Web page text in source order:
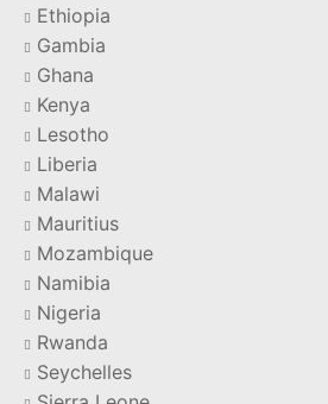
Ethiopia
Gambia
Ghana
Kenya
Lesotho
Liberia
Malawi
Mauritius
Mozambique
Namibia
Nigeria
Rwanda
Seychelles